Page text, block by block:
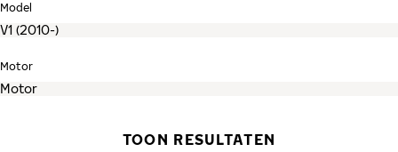
Model
Motor
TOON RESULTATEN